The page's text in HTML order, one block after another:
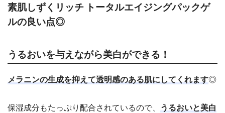
素肌しずくリッチ トータルエイジングパックゲ
ルの良い点◎
うるおいを与えながら美白ができる！
メラニンの生成を抑えて透明感のある肌にしてくれます◎
保湿成分もたっぷり配合されているので、 うるおいと美白